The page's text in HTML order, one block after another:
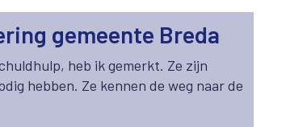
gemeente Breda
heb ik gemerkt. Ze zijn
hebben. Ze kennen de weg naar de